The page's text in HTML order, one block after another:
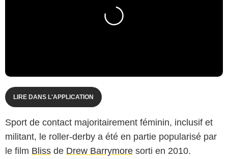
LIRE DANS L'APPLICATION
Sport de contact majoritairement féminin, inclusif et
militant, le roller-derby a été en partie popularisé par
le film Bliss de Drew Barrymore sorti en 2010.